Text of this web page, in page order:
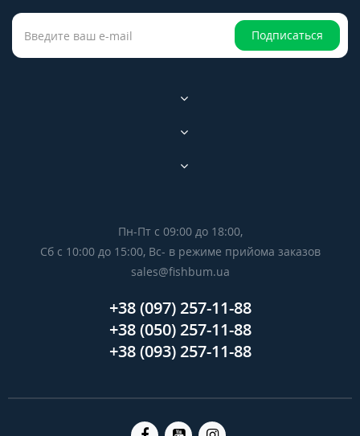
Подписаться
Пн-Пт с 09:00 до 18:00,
Сб с 10:00 до 15:00, Вс- в режиме прийома заказов
sales@fishbum.ua
+38 (097) 257-11-88
+38 (050) 257-11-88
+38 (093) 257-11-88